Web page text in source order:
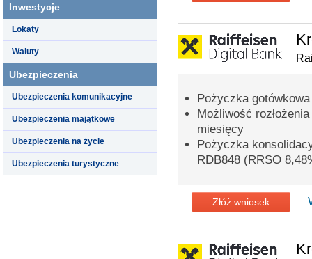
Inwestycje
Lokaty
Waluty
Ubezpieczenia
Ubezpieczenia komunikacyjne
Ubezpieczenia majątkowe
Ubezpieczenia na życie
Ubezpieczenia turystyczne
Pożyczka gotówkowa
Możliwość
miesięcy
Pożyczka
RDB848 (RRSO
Złóż wniosek